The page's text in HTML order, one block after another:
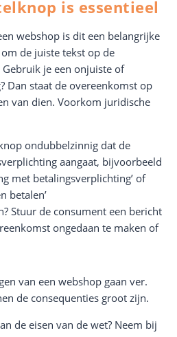
is essentieel
webshop is dit een belangrijke
de juiste tekst op de
je een onjuiste of
Dan staat de overeenkomst op
van dien. Voorkom juridische
ondubbelzinnig dat de
aangaat, bijvoorbeeld
met betalingsverplichting’ of
betalen’
Stuur de consument een bericht
ongedaan te maken of
van een webshop gaan ver.
de consequenties groot zijn.
de eisen van de wet? Neem bij